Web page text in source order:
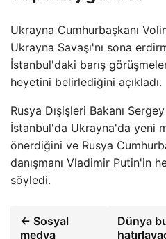
Ukrayna Cumhurbaşkanı
Ukrayna Savaşı'nı sona
İstanbul'daki barış
heyetini belirlediğini açıkladı.
Rusya Dışişleri Bakanı
İstanbul'da Ukrayna'da yeni
önerdiğini ve Rusya
danışmanı Vladimir Putin'in
söyledi.
← Sosyal
medya
Dünya